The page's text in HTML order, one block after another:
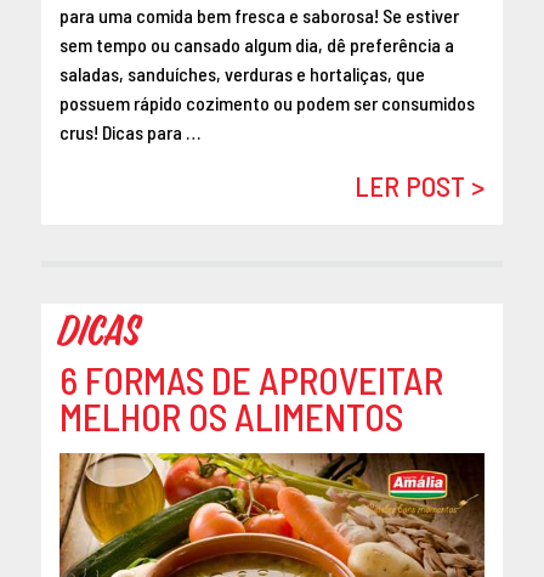
para uma comida bem fresca e saborosa! Se estiver
sem tempo ou cansado algum dia, dê preferência a
saladas, sanduíches, verduras e hortaliças, que
possuem rápido cozimento ou podem ser consumidos
crus! Dicas para …
LER POST >
Dicas
6 FORMAS DE APROVEITAR
MELHOR OS ALIMENTOS